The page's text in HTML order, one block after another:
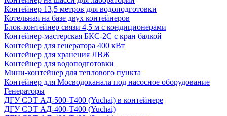
Контейнер 13,5 метров для водоподготовки
Котельная на базе двух контейнеров
Блок-контейнер связи 4,5 м с кондиционерами
Контейнер-мастерская БКС-2С с кран балкой
Контейнер для генератора 400 кВт
Контейнер для хранения ЛВЖ
Контейнер для водоподготовки
Мини-контейнер для теплового пункта
Контейнер для Мосводоканала под насосное оборудование
Генераторы
ДГУ СЭТ АД-500-Т400 (Yuchai) в контейнере
ДГУ СЭТ АД-400-Т400 (Yuchai)